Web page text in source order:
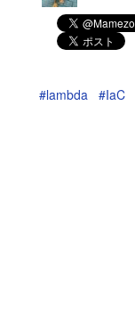
#lambda #IaC